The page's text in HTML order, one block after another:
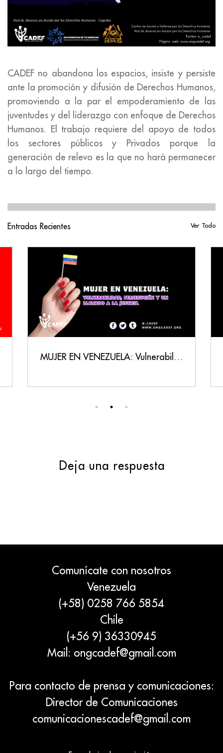
CADEF no abandona los espacios, insiste y persiste
ante la promoción y difusión de Derechos Humanos,
promoviendo a la par el empoderamiento de las
juventudes y del liderazgo con enfoque de Derechos
Humanos. El trabajo requiere del apoyo de todos
los sectores públicos y Privados porque la
generación de relevo es la que no hará permanecer
a lo largo del tiempo.
Entradas Recientes Ver Todo
MUJER EN VENEZUELA: Vulnerabilidad, Persecución y un Llamado a la Justicia
Deja una respuesta
Comunícate con nosotros
Venezuela
(+58) 0258 766 5854
Chile
(+56 9) 36330945
Mail: ongcadef@gmail.com
Para contacto de prensa y comunicaciones:
Director de Comunicaciones
comunicacionescadef@gmail.com